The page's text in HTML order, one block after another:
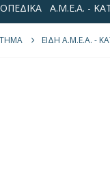
Α.Μ.Ε.Α. -
ΕΙΔΗ Α.Μ.Ε.Α. -